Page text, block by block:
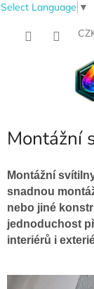
Select Language ▼
Montážní
Montážní
snadnou
nebo jiné
jednoduchost
interiérů i